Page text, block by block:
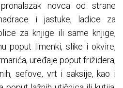
novca od strane
i jastuke, ladice za
za knjige ili same knjige,
poput limenki, slike i okvire,
uređaje poput frižidera,
sefove, vrt i saksije, kao i